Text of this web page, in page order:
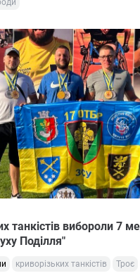
танкістів вибороли 7
Поділля"
криворізьких танкістів Троє